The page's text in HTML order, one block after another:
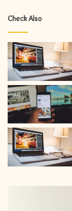
Check Also